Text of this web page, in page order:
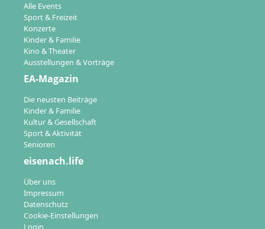
Alle Events
Sport & Freizeit
Konzerte
Kinder & Familie
Kino & Theater
Ausstellungen & Vorträge
EA-Magazin
Die neusten Beiträge
Kinder & Familie
Kultur & Gesellschaft
Sport & Aktivität
Senioren
eisenach.life
Über uns
Impressum
Datenschutz
Cookie-Einstellungen
Login